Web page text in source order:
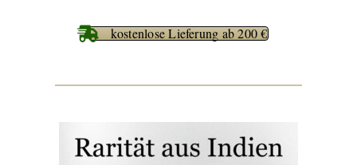
kostenlose Lieferung ab 200 €